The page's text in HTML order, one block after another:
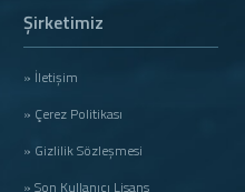
Şirketimiz
» İletişim
» Çerez Politikası
» Gizlilik Sözleşmesi
» Son Kullanıcı Lisans